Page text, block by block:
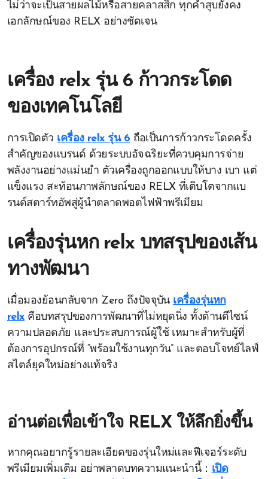
ไม่ว่าจะเป็นสายผลไม้หรือสายคลาสสิก ทุกคำสูบยังคง
เอกลักษณ์ของ RELX อย่างชัดเจน
เครื่อง relx รุ่น 6 ก้าวกระโดด
ของเทคโนโลยี
การเปิดตัว เครื่อง relx รุ่น 6 ถือเป็นการก้าวกระโดดครั้ง
สำคัญของแบรนด์ ด้วยระบบอัจฉริยะที่ควบคุมการจ่าย
พลังงานอย่างแม่นยำ ตัวเครื่องถูกออกแบบให้บาง เบา แต่
แข็งแรง สะท้อนภาพลักษณ์ของ RELX ที่เติบโตจากแบ
รนด์สตาร์ทอัพสู่ผู้นำตลาดพอตไฟฟ้าพรีเมียม
เครื่องรุ่นหก relx บทสรุปของเส้น
ทางพัฒนา
เมื่อมองย้อนกลับจาก Zero ถึงปัจจุบัน เครื่องรุ่นหก
relxคือบทสรุปของการพัฒนาที่ไม่หยุดนิ่ง ทั้งด้านดีไซน์
ความปลอดภัย และประสบการณ์ผู้ใช้ เหมาะสำหรับผู้ที่
ต้องการอุปกรณ์ที่ “พร้อมใช้งานทุกวัน” และตอบโจทย์ไลฟ์
สไตล์ยุคใหม่อย่างแท้จริง
อ่านต่อเพื่อเข้าใจ RELX ให้ลึกยิ่งขึ้น
หากคุณอยากรู้รายละเอียดของรุ่นใหม่และฟีเจอร์ระดับ
พรีเมียมเพิ่มเติม อย่าพลาดบทความแนะนำนี้： เปิด